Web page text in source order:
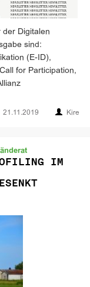
der Digitalen
sind:
(E-ID),
for Participation,
21.11.2019 Kire
IM